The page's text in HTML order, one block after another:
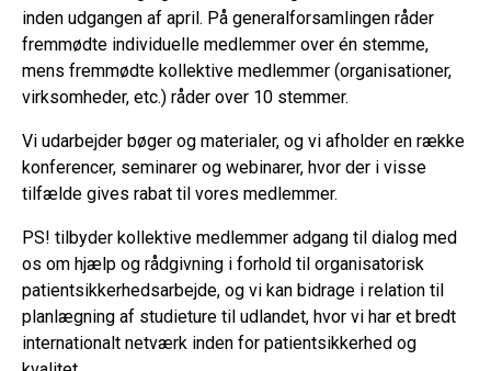
inden udgangen af april. På generalforsamlingen råder
fremmødte individuelle medlemmer over én stemme,
mens fremmødte kollektive medlemmer (organisationer,
virksomheder, etc.) råder over 10 stemmer.
Vi udarbejder bøger og materialer, og vi afholder en række
konferencer, seminarer og webinarer, hvor der i visse
tilfælde gives rabat til vores medlemmer.
PS! tilbyder kollektive medlemmer adgang til dialog med
os om hjælp og rådgivning i forhold til organisatorisk
patientsikkerhedsarbejde, og vi kan bidrage i relation til
planlægning af studieture til udlandet, hvor vi har et bredt
internationalt netværk inden for patientsikkerhed og